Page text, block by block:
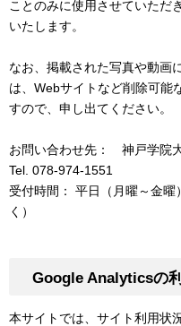
ことのみに使用させていただ
いたします。
なお、掲載された写真や動画
は、Webサイトなど削除可能
すので、申し出てください。
お問い合わせ先： 神戸学院
Tel. 078-974-1551
受付時間： 平日（月曜～金
く）
Google Analyticsの
本サイトでは、サイト利用状